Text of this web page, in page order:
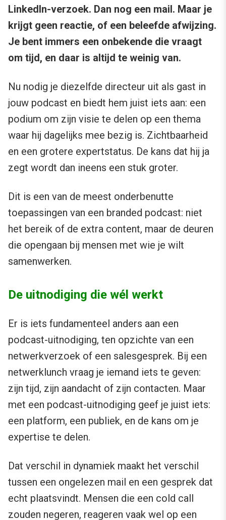
LinkedIn-verzoek. Dan nog een mail. Maar je
krijgt geen reactie, of een beleefde afwijzing.
Je bent immers een onbekende die vraagt
om tijd, en daar is altijd te weinig van.
Nu nodig je diezelfde directeur uit als gast in
jouw podcast en biedt hem juist iets aan: een
podium om zijn visie te delen op een thema
waar hij dagelijks mee bezig is. Zichtbaarheid
en een grotere expertstatus. De kans dat hij ja
zegt wordt dan ineens een stuk groter.
Dit is een van de meest onderbenutte
toepassingen van een branded podcast: niet
het bereik of de extra content, maar de deuren
die opengaan bij mensen met wie je wilt
samenwerken.
De uitnodiging die wél werkt
Er is iets fundamenteel anders aan een
podcast-uitnodiging, ten opzichte van een
netwerkverzoek of een salesgesprek. Bij een
netwerklunch vraag je iemand iets te geven:
zijn tijd, zijn aandacht of zijn contacten. Maar
met een podcast-uitnodiging geef je juist iets:
een platform, een publiek, en de kans om je
expertise te delen.
Dat verschil in dynamiek maakt het verschil
tussen een ongelezen mail en een gesprek dat
echt plaatsvindt. Mensen die een cold call
zouden negeren, reageren vaak wel op een